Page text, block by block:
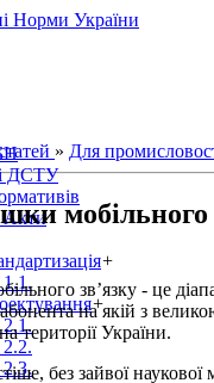
Норми України
ДСТУ
Акти
+
+
» Для
зв’язку - це
абонента на якій з
території України.
без зайвої наукової